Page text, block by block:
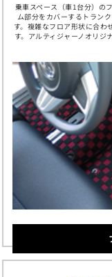
乗車スペース（車1台分）の
ム部分をカバーするトラン
す。複雑なフロア形状に合わ
す。アルティジャーノオリ